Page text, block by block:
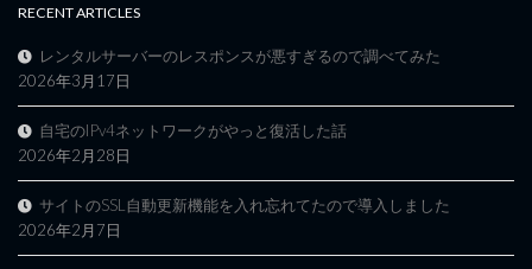
RECENT ARTICLES
レンタルサーバーのレスポンスが悪すぎるので調べてみた
2026年3月17日
自宅のIPv4ネットワークがやっと復活した話
2026年2月28日
サイトのSSL自動更新機能を入れ忘れてたので導入しました
2026年2月7日